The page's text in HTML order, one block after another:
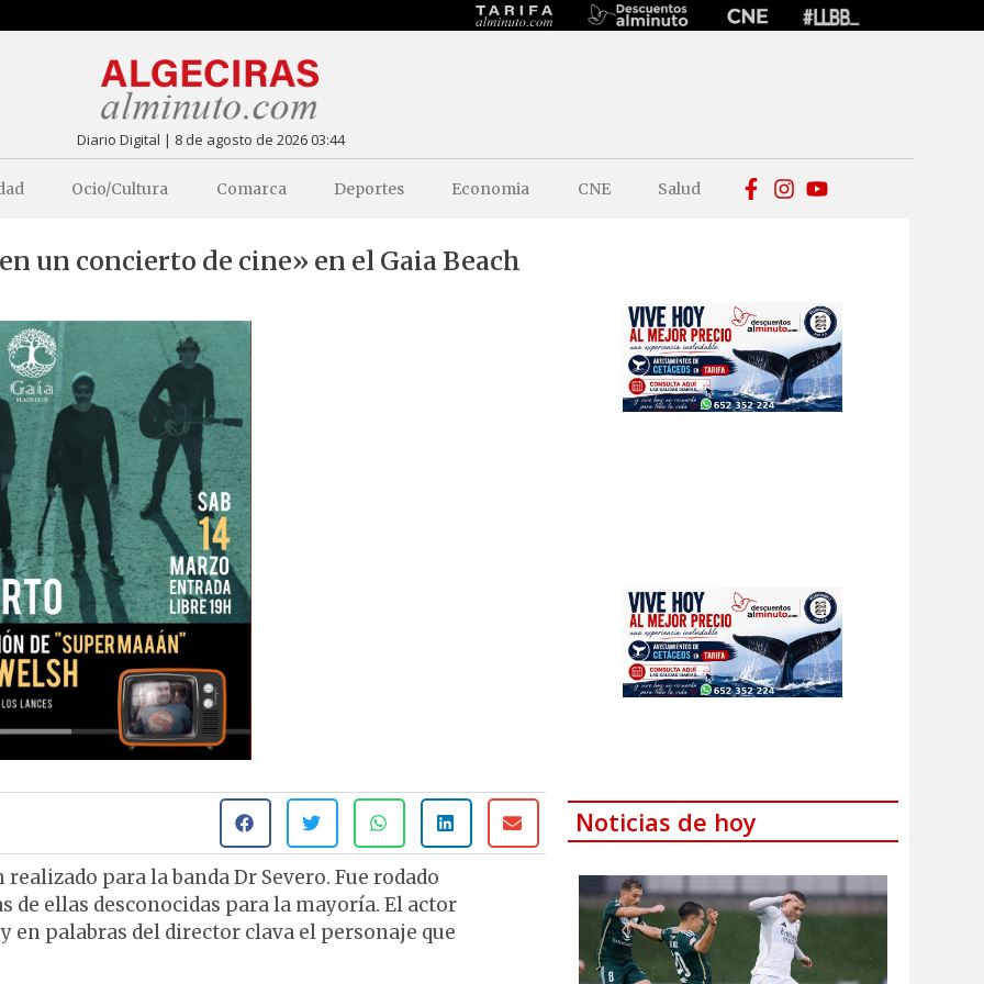
Diario Digital | 8 de agosto de 2026 03:44
Ocio/Cultura Comarca Deportes Economia CNE Salud
un concierto de cine» en el Gaia Beach
realizado para la banda Dr Severo. Fue rodado
ellas desconocidas para la mayoría. El actor
palabras del director clava el personaje que
Noticias de hoy